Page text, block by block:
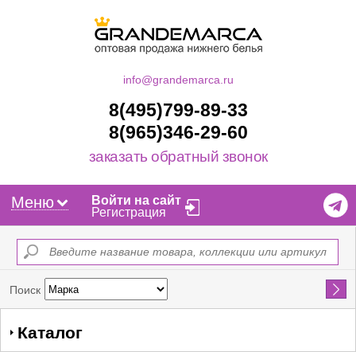
info@grandemarca.ru
8(495)799-89-33
8(965)346-29-60
заказать обратный звонок
Меню
Войти на сайт
Регистрация
Поиск Найти
Каталог